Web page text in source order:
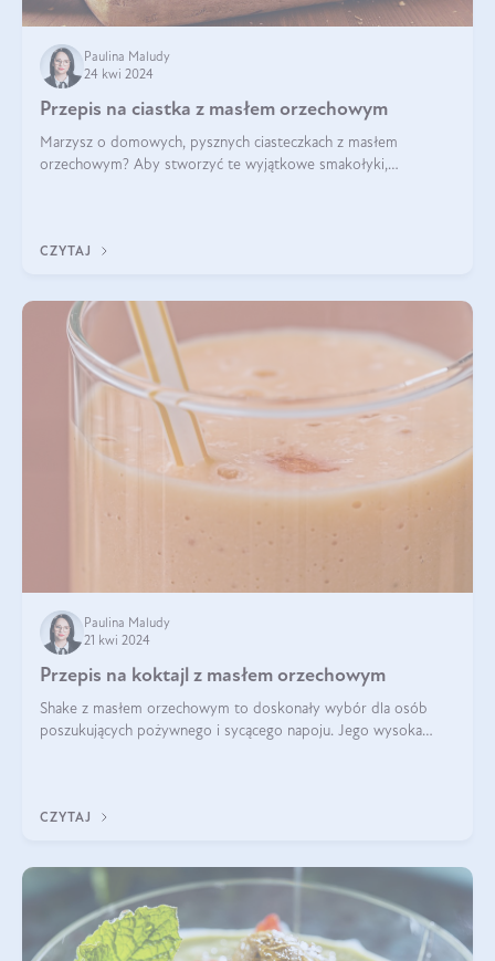
Paulina Maludy
24 kwi 2024
Przepis na ciastka z masłem orzechowym
Marzysz o domowych, pysznych ciasteczkach z masłem
orzechowym? Aby stworzyć te wyjątkowe smakołyki,
CZYTAJ
Paulina Maludy
21 kwi 2024
Przepis na koktajl z masłem orzechowym
Shake z masłem orzechowym to doskonały wybór dla osób
poszukujących pożywnego i sycącego napoju. Jego wysoka
CZYTAJ